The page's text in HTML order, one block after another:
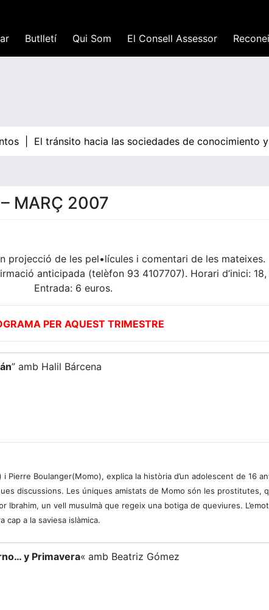
Butlletí Qui Som El Consell Assessor
| El tránsito hacia las sociedades de conocimiento y
– MARÇ 2007
projecció de les pel•lícules i comentari de les mateixes.
anticipada (telèfon 93 4107707). Horari d’inici:
Entrada: 6 euros.
PER AQUEST TRIMESTRE
” amb Halil Bárcena
Pierre Boulanger(Momo), explica la història d’un adolescent de 16
discussions. Les úniques amistats de Momo són les prostitutes,
Ibrahim, un vell musulmà que regeix una botiga de queviures.
cap a la saviesa islàmica.
y Primavera« amb Beatriz Gómez